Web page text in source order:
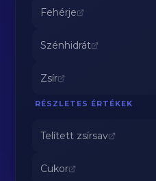
Fehérje
Szénhidrát
Zsír
RÉSZLETES ÉRTÉKEK
Telített zsírsav
Cukor